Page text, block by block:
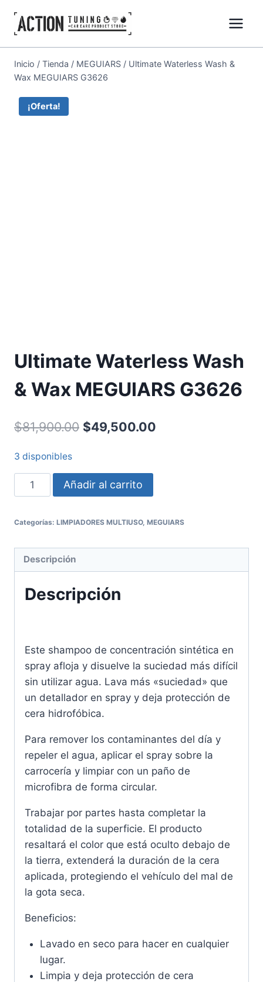
Inicio / Tienda / MEGUIARS / Ultimate Waterless Wash &
Wax MEGUIARS G3626
¡Oferta!
Ultimate Waterless Wash
& Wax MEGUIARS G3626
$81,900.00 $49,500.00
3 disponibles
Añadir al carrito
Categorías: LIMPIADORES MULTIUSO, MEGUIARS
Descripción
Descripción
Este shampoo de concentración sintética en
spray afloja y disuelve la suciedad más difícil
sin utilizar agua. Lava más «suciedad» que
un detallador en spray y deja protección de
cera hidrofóbica.
Para remover los contaminantes del día y
repeler el agua, aplicar el spray sobre la
carrocería y limpiar con un paño de
microfibra de forma circular.
Trabajar por partes hasta completar la
totalidad de la superficie. El producto
resaltará el color que está oculto debajo de
la tierra, extenderá la duración de la cera
aplicada, protegiendo el vehículo del mal de
la gota seca.
Beneficios:
Lavado en seco para hacer en cualquier
lugar.
Limpia y deja protección de cera